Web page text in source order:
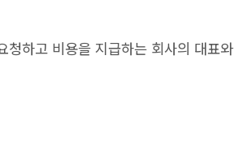
하고 비용을 지급하는 회사의 대표와